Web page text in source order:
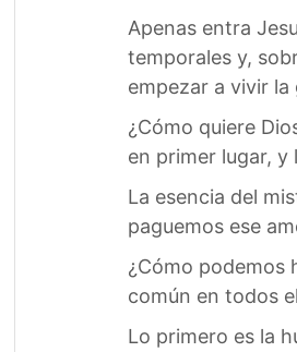
Apenas entra
temporales y,
empezar a vivir la
¿Cómo quiere
en primer lugar, y
La esencia del
paguemos ese
¿Cómo podemos
común en todos
Lo primero es la